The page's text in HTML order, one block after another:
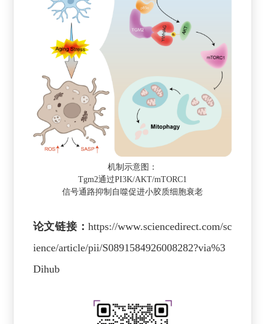
机制示意图：
Tgm2通过PI3K/AKT/mTORC1
信号通路抑制自噬促进小胶质细胞衰老
论文链接：https://www.sciencedirect.com/sc
ience/article/pii/S0891584926008282?via%3
Dihub